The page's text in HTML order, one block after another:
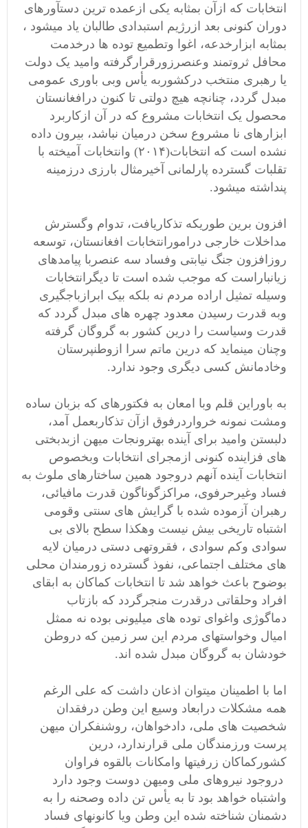
انتخابات که ازآن بمثابه یکی ازعمده ترین دستآورهای
دوران کنونی بعد ازرژیم استبدادی طالبان یاد میشود ،
بمثابه ابزارخدعه، اغوا وتطمیع توده ها درخدمت
محافل ثروتمند وعنصرزورقرارگرفته وامید یک دولت
یا رهبری منتخب درکشوربه یأس وبی باوری عمومی
مبدل گردد، چنانچه هیچ دولتی تا کنون درافغانستان
محصول یک انتخابات مشروع که در آن ازکاربرد
ابزارهای نا مشروع سخن درمیان نباشد، بیرون داده
نشده است که انتخابات(۲۰۱۴) وانتخابات آمیخته با
تقلبات گسترده پارلمانی آخیرمثال بارزی درزمینه
پنداشته میشود.
افزون برین طوریکه تذکاریافت، تدوام وگسترش
مداخلات خارجی درامورانتخابات افغانستان، توسعه
روزافزون جنگ نیابتی وفساد سه عنصربا پیامدهای
زیانباراست که موجب شده است تا دیگرانتخابات
وسیله تمثیل اراده مردم نه بلکه بیک ابرازباجگیری
وبه قدرت رسیدن معدود چهره های مبدل گردد که
قدرت وسیاست را درین کشور به گروگان گرفته
وچنان مینماید که درین ماتم سرا ازوطنپرستان
وخادمانش کسی دیگری وجود ندارد.
به باوراین قلم وبا امعان به فکتورهای که بزبان ساده
ومشت نمونه خرواردرفوق ازآن تذکاربعمل آمد،
دلبستن وامید برای آینده بهترونجات میهن ازبدبختی
های فزاینده کنونی ازمجرای انتخابات وبخصوص
انتخابات آینده آنهم دروجود همین ساختارهای ملوث به
فساد وغیرحرفوی، مراکزگوناگون قدرت مافیائی،
رهبران آزموده شده با گرایش های سنتی وقومی
اشتباه تاریخی بیش نیست وهکذا سطح بالای بی
سوادی وکم سوادی ، فقروتهی دستی درمیان لایه
های مختلف اجتماعی، نفوذ گسترده زورمندان محلی
بوضوح باعث خواهد شد تا انتخابات کماکان به ابقای
افراد وحلقاتی درقدرت منجرگردد که بازتاب
دماگوژی واغوای توده های میلیونی بوده نه ممثل
امیال وخواستهای مردم این سر زمین که دروطن
خودشان به گروگان مبدل شده اند.
اما با اطمینان میتوان اذعان داشت که علی الرغم
همه مشکلات درابعاد وسیع این وطن درفقدان
شخصیت های ملی، دادخواهان، روشنفکران میهن
پرست ورزمندگان ملی قرارندارد، درین
کشورکماکان زرفیتها وامکانات بالقوه فراوان
دروجود نیروهای ملی ومیهن دوست وجود دارد
واشتباه خواهد بود تا به یأس تن داده وصحنه را به
دشمنان شناخته شده این وطن ویا کانونهای فساد